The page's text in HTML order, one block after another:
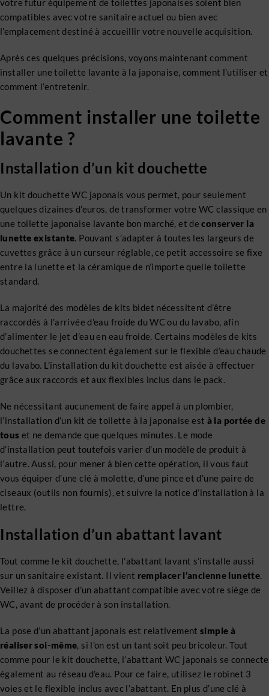
votre futur équipement de toilettes japonaises soient bien
compatibles avec votre sanitaire actuel ou bien avec
l’emplacement destiné à accueillir votre nouvelle acquisition.
Après ces quelques précisions, voyons maintenant comment
installer une toilette lavante à la japonaise, comment l’utiliser et
comment l’entretenir.
Comment installer une toilette
lavante ?
Installation d’un kit douchette
Un kit douchette WC japonais vous permet, pour seulement
quelques dizaines d’euros, de transformer votre WC classique en
une toilette japonaise lavante bon marché, et deconserver la
lunette existante. Pouvant s’adapter à toutes les largeurs de
cuvettes grâce à un curseur réglable, ce petit accessoire se fixe
entre la lunette et la céramique de n’importe quelle toilette
standard.
La majorité des modèles de kits bidet nécessitent d’être
raccordés à l’arrivée d’eau froide du WC ou du lavabo, afin
d’alimenter le jet d’eau en eau froide. Certains modèles de kits
douchettes se connectent également sur le flexible d’eau chaude
du lavabo. L’installation du kit douchette est aisée à effectuer
grâce aux raccords et aux flexibles inclus dans le pack.
Ne nécessitant aucunement de faire appel à un plombier,
l’installation d’un kit de toilette à la japonaise est à la portée de
tous et ne demande que quelques minutes. Le mode
d’installation peut toutefois varier d’un modèle de produit à
l’autre. Aussi, pour mener à bien cette opération, il vous faut
vous équiper d’une clé à molette, d’une pince et d’une paire de
ciseaux (outils non fournis), et suivre la notice d’installation à la
lettre.
Installation d’un abattant lavant
Tout comme le kit douchette, l’abattant lavant s’installe aussi
sur un sanitaire existant. Il vient remplacer l’ancienne lunette.
Veillez à disposer d’un abattant compatible avec votre siège de
WC, avant de procéder à son installation.
La pose d’un abattant japonais est relativement simple à
réaliser soi-même, si l’on est un tant soit peu bricoleur. Tout
comme pour le kit douchette, l’abattant WC japonais se connecte
également au réseau d’eau. Pour ce faire, utilisez le robinet 3
voies et le flexible inclus avec l’abattant. En plus d’une clé à